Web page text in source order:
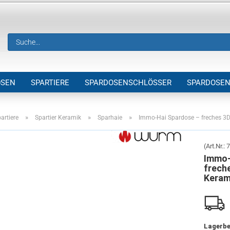
SPARTIERE SPARDOSENSCHLÖSSER
» Spartier Keramik » Sparhaie » Immo-Hai Spardose – freches
(Art.Nr.: